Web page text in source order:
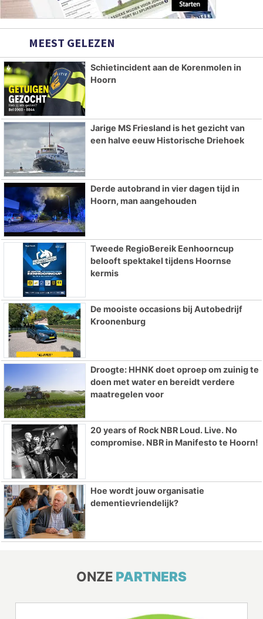
MEEST GELEZEN
Schietincident aan de Korenmolen in
Hoorn
Jarige MS Friesland is het gezicht van
een halve eeuw Historische Driehoek
Derde autobrand in vier dagen tijd in
Hoorn, man aangehouden
Tweede RegioBereik Eenhoorncup
belooft spektakel tijdens Hoornse
kermis
De mooiste occasions bij Autobedrijf
Kroonenburg
Droogte: HHNK doet oproep om zuinig te
doen met water en bereidt verdere
maatregelen voor
20 years of Rock NBR Loud. Live. No
compromise. NBR in Manifesto te Hoorn!
Hoe wordt jouw organisatie
dementievriendelijk?
ONZE PARTNERS